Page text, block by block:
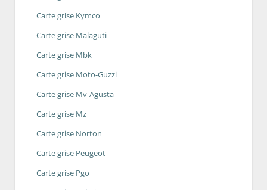
Carte grise Kymco
Carte grise Malaguti
Carte grise Mbk
Carte grise Moto-Guzzi
Carte grise Mv-Agusta
Carte grise Mz
Carte grise Norton
Carte grise Peugeot
Carte grise Pgo